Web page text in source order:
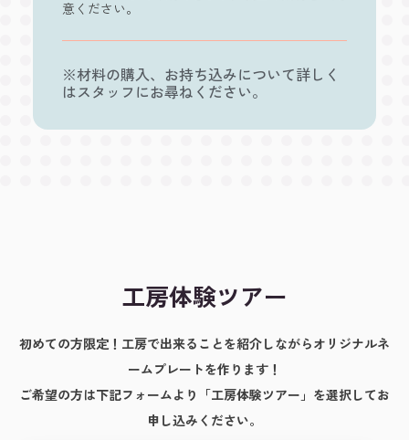
意ください。
※材料の購入、お持ち込みについて詳しく
はスタッフにお尋ねください。
工房体験ツアー
初めての方限定！工房で出来ることを紹介しながらオリジナルネ
ームプレートを作ります！
ご希望の方は下記フォームより「工房体験ツアー」を選択してお
申し込みください。